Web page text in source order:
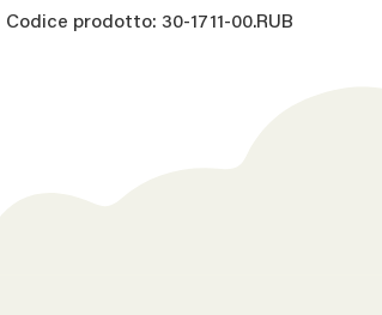
Codice prodotto: 30-1711-00.RUB